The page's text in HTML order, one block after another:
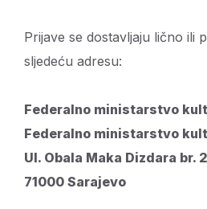
Prijave se dostavljaju lično ili
sljedeću adresu:
Federalno ministarstvo
Federalno ministarstvo
Ul. Obala Maka Dizdara br. 2
71000 Sarajevo